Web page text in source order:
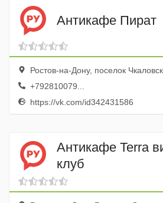
Антикафе Пират
Ростов-на-Дону, поселок Чкаловский,
+792810079...
https://vk.com/id342431586
Антикафе Terra
клуб